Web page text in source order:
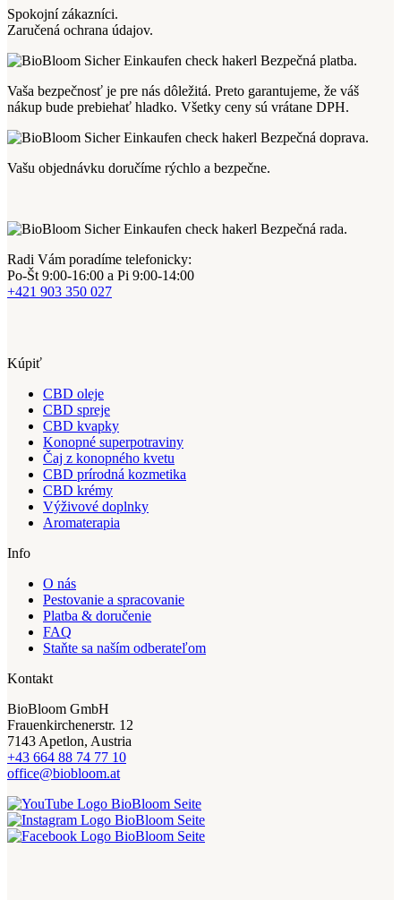
Spokojní zákazníci.
Zaručená ochrana údajov.
Bezpečná platba.
Vaša bezpečnosť je pre nás dôležitá. Preto garantujeme, že váš
nákup bude prebiehať hladko. Všetky ceny sú vrátane DPH.
Bezpečná doprava.
Vašu objednávku doručíme rýchlo a bezpečne.
Bezpečná rada.
Radi Vám poradíme telefonicky:
Po-Št 9:00-16:00 a Pi 9:00-14:00
+421 903 350 027
Kúpiť
CBD oleje
CBD spreje
CBD kvapky
Konopné superpotraviny
Čaj z konopného kvetu
CBD prírodná kozmetika
CBD krémy
Výživové doplnky
Aromaterapia
Info
O nás
Pestovanie a spracovanie
Platba & doručenie
FAQ
Staňte sa naším odberateľom
Kontakt
BioBloom GmbH
Frauenkirchenerstr. 12
7143 Apetlon, Austria
+43 664 88 74 77 10
office@biobloom.at